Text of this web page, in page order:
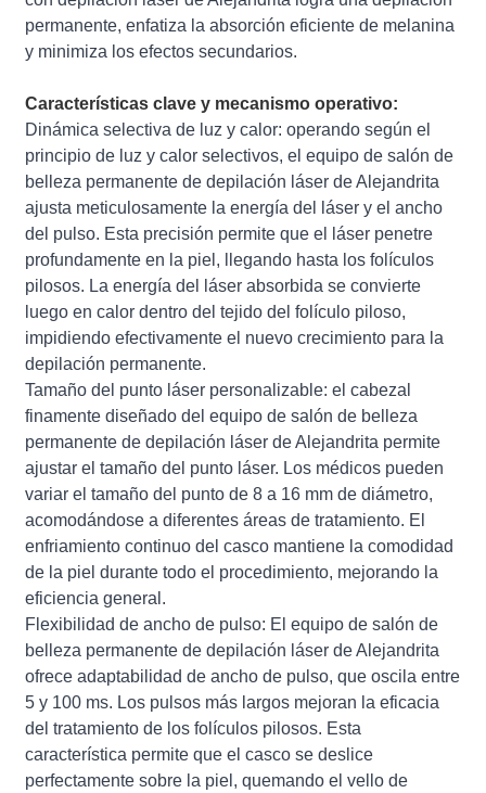
permanente, enfatiza la absorción eficiente de melanina
y minimiza los efectos secundarios.
Características clave y mecanismo operativo:
Dinámica selectiva de luz y calor: operando según el
principio de luz y calor selectivos, el equipo de salón de
belleza permanente de depilación láser de Alejandrita
ajusta meticulosamente la energía del láser y el ancho
del pulso. Esta precisión permite que el láser penetre
profundamente en la piel, llegando hasta los folículos
pilosos. La energía del láser absorbida se convierte
luego en calor dentro del tejido del folículo piloso,
impidiendo efectivamente el nuevo crecimiento para la
depilación permanente.
Tamaño del punto láser personalizable: el cabezal
finamente diseñado del equipo de salón de belleza
permanente de depilación láser de Alejandrita permite
ajustar el tamaño del punto láser. Los médicos pueden
variar el tamaño del punto de 8 a 16 mm de diámetro,
acomodándose a diferentes áreas de tratamiento. El
enfriamiento continuo del casco mantiene la comodidad
de la piel durante todo el procedimiento, mejorando la
eficiencia general.
Flexibilidad de ancho de pulso: El equipo de salón de
belleza permanente de depilación láser de Alejandrita
ofrece adaptabilidad de ancho de pulso, que oscila entre
5 y 100 ms. Los pulsos más largos mejoran la eficacia
del tratamiento de los folículos pilosos. Esta
característica permite que el casco se deslice
perfectamente sobre la piel, quemando el vello de